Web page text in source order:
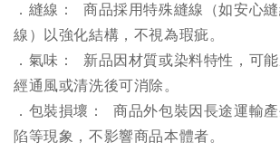
． 縫線： 商品採用特殊縫線（如安心
． 氣味： 新品因材質或染料特性，可能
． 包裝損壞： 商品外包裝因長途運輸